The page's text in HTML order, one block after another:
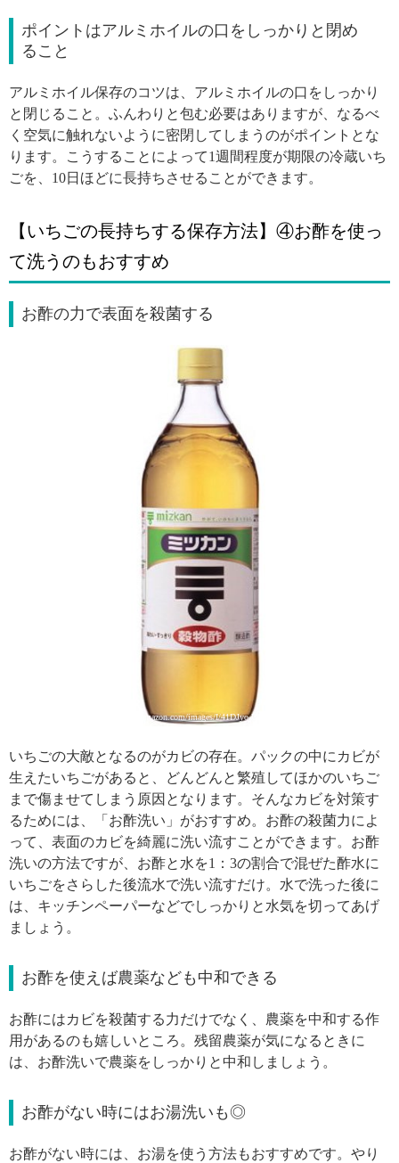
ポイントはアルミホイルの口をしっかりと閉め
ること
アルミホイル保存のコツは、アルミホイルの口をしっかり
と閉じること。ふんわりと包む必要はありますが、なるべ
く空気に触れないように密閉してしまうのがポイントとな
ります。こうすることによって1週間程度が期限の冷蔵いち
ごを、10日ほどに長持ちさせることができます。
【いちごの長持ちする保存方法】④お酢を使っ
て洗うのもおすすめ
お酢の力で表面を殺菌する
引用: https://images-na.ssl-images-amazon.com/images/I/41DJyo-UAWL.jpg
いちごの大敵となるのがカビの存在。パックの中にカビが
生えたいちごがあると、どんどんと繁殖してほかのいちご
まで傷ませてしまう原因となります。そんなカビを対策す
るためには、「お酢洗い」がおすすめ。お酢の殺菌力によ
って、表面のカビを綺麗に洗い流すことができます。お酢
洗いの方法ですが、お酢と水を1：3の割合で混ぜた酢水に
いちごをさらした後流水で洗い流すだけ。水で洗った後に
は、キッチンペーパーなどでしっかりと水気を切ってあげ
ましょう。
お酢を使えば農薬なども中和できる
お酢にはカビを殺菌する力だけでなく、農薬を中和する作
用があるのも嬉しいところ。残留農薬が気になるときに
は、お酢洗いで農薬をしっかりと中和しましょう。
お酢がない時にはお湯洗いも◎
お酢がない時には、お湯を使う方法もおすすめです。やり